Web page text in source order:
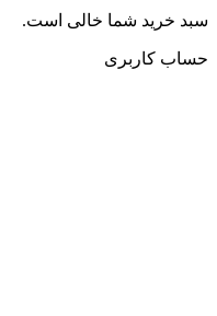
سبد خرید شما خالی است.
حساب کاربری